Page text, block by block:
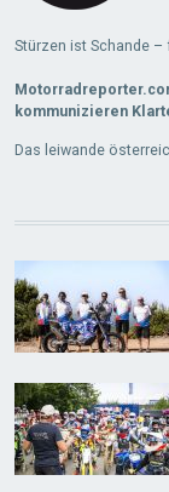
Stürzen ist Schande
kommunizieren
Das leiwande